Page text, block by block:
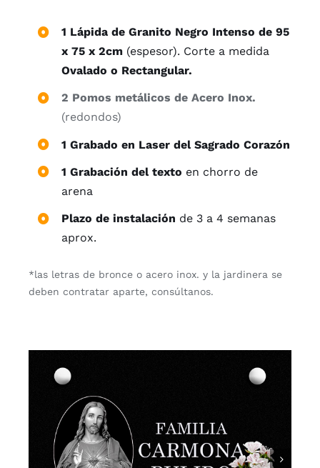
1 Lápida de Granito Negro Intenso de 95
x 75 x 2cm(espesor). Corte a medida
Ovalado o Rectangular.
2 Pomos metálicos de Acero Inox.
(redondos)
1 Grabado en Laser del Sagrado Corazón
1 Grabación del texto en chorro de
arena
Plazo de instalación de 3 a 4 semanas
aprox.
*las letras de bronce o acero inox. y la jardinera se
deben contratar aparte, consúltanos.